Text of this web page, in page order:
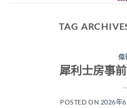
TAG
偉
犀利士房事
POSTED ON 2026年